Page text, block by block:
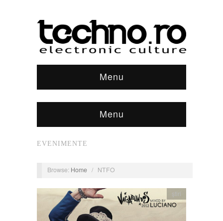
Menu
Menu
EVENIMENTE
Browse: Home / NTFO
știri